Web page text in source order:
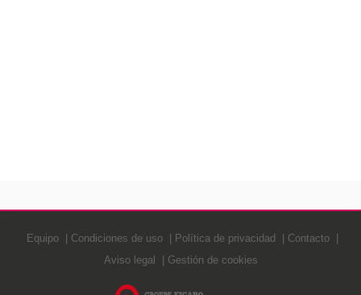
Equipo Condiciones de uso Política de privacidad
Contacto
Aviso legal
Gestión de cookies